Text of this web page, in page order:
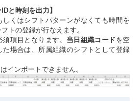
と時刻を出力】
しくはシフトパターンがなくても時間を
トの登録が行なえます。
須項目となります。 当日組織コードを空
た場合は、所属組織のシフトとして登録
インポートできません。